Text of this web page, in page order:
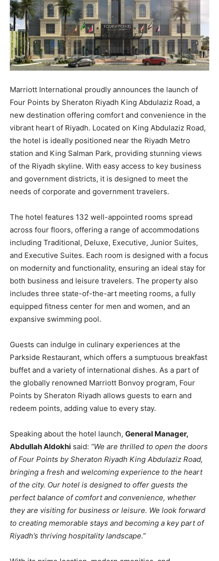
Marriott International proudly announces the launch of
Four Points by Sheraton Riyadh King Abdulaziz Road, a
new destination offering comfort and convenience in the
vibrant heart of Riyadh. Located on King Abdulaziz Road,
the hotel is ideally positioned near the Riyadh Metro
station and King Salman Park, providing stunning views
of the Riyadh skyline. With easy access to key business
and government districts, it is designed to meet the
needs of corporate and government travelers.
The hotel features 132 well-appointed rooms spread
across four floors, offering a range of accommodations
including Traditional, Deluxe, Executive, Junior Suites,
and Executive Suites. Each room is designed with a focus
on modernity and functionality, ensuring an ideal stay for
both business and leisure travelers. The property also
includes three state-of-the-art meeting rooms, a fully
equipped fitness center for men and women, and an
expansive swimming pool.
Guests can indulge in culinary experiences at the
Parkside Restaurant, which offers a sumptuous breakfast
buffet and a variety of international dishes. As a part of
the globally renowned Marriott Bonvoy program, Four
Points by Sheraton Riyadh allows guests to earn and
redeem points, adding value to every stay.
Speaking about the hotel launch, General Manager,
Abdullah Aldokhi said: “We are thrilled to open the doors
of Four Points by Sheraton Riyadh King Abdulaziz Road,
bringing a fresh and welcoming experience to the heart
of the city. Our hotel is designed to offer guests the
perfect balance of comfort and convenience, whether
they are visiting for business or leisure. We look forward
to creating memorable stays and becoming a key part of
Riyadh’s thriving hospitality landscape.”